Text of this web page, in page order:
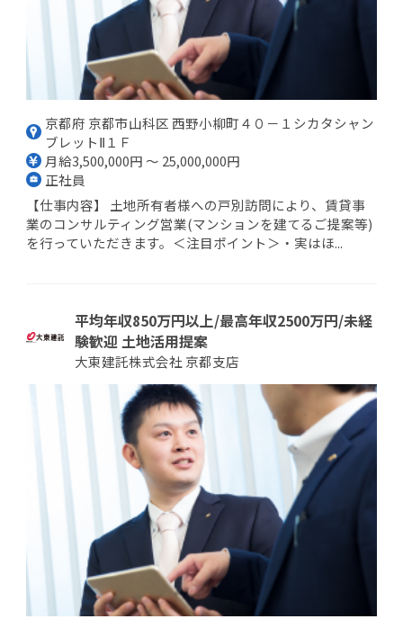
京都府 京都市山科区 西野小柳町４０－１シカタシャン
ブレットⅡ１Ｆ
月給3,500,000円 ～ 25,000,000円
正社員
【仕事内容】 土地所有者様への戸別訪問により、賃貸事
業のコンサルティング営業(マンションを建てるご提案等)
を行っていただきます。＜注目ポイント＞・実はほ...
平均年収850万円以上/最高年収2500万円/未経
験歓迎 土地活用提案
大東建託株式会社 京都支店